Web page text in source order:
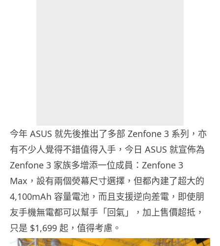
今年 ASUS 就先後推出了多部 Zenfone 3 系列，亦
有不少人覺得不錯值得入手，今日 ASUS 就宣佈為
Zenfone 3 家族多增添一位成員：Zenfone 3
Max，設有兩個熒幕尺寸選擇，但都內建了超大的
4,100mAh 容量電池，而且支援逆向差電，即使朋
友手機無電都可以幫手「回氣」，加上售價超抵，
只是 $1,699 起，值得考慮。